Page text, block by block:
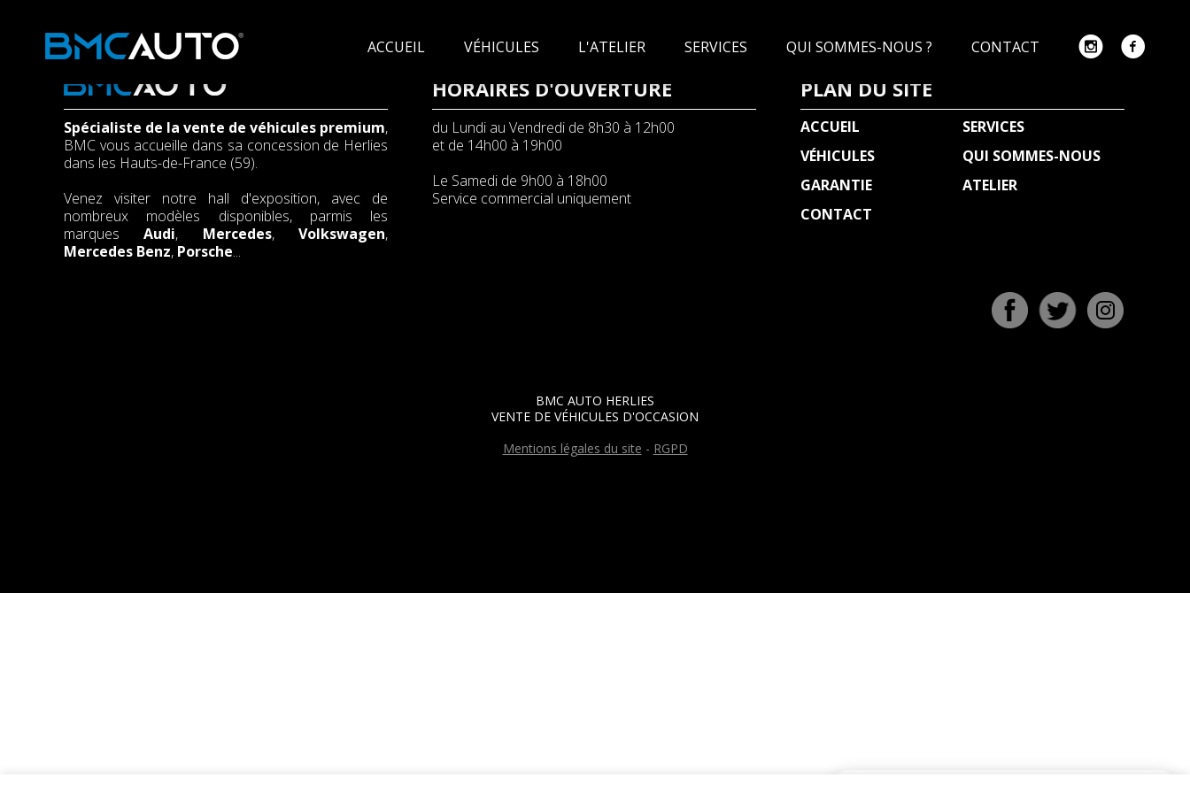
ACCUEIL VÉHICULES L'ATELIER SERVICES QUI SOMMES-NOUS ? CONTACT
Spécialiste de la vente de véhicules premium,
BMC vous accueille dans sa concession de Herlies
dans les Hauts-de-France (59).
Venez visiter notre hall d'exposition, avec de
nombreux modèles disponibles, parmis les
marquesAudi, Mercedes,Volkswagen,
Mercedes Benz, Porsche...
HORAIRES D'OUVERTURE
du Lundi au Vendredi de 8h30 à 12h00
et de 14h00 à 19h00
Le Samedi de 9h00 à 18h00
Service commercial uniquement
PLAN DU SITE
ACCUEIL
SERVICES
VÉHICULES
QUI SOMMES-NOUS
GARANTIE
ATELIER
CONTACT
BMC AUTO HERLIES
VENTE DE VÉHICULES D'OCCASION
Mentions légales du site - RGPD